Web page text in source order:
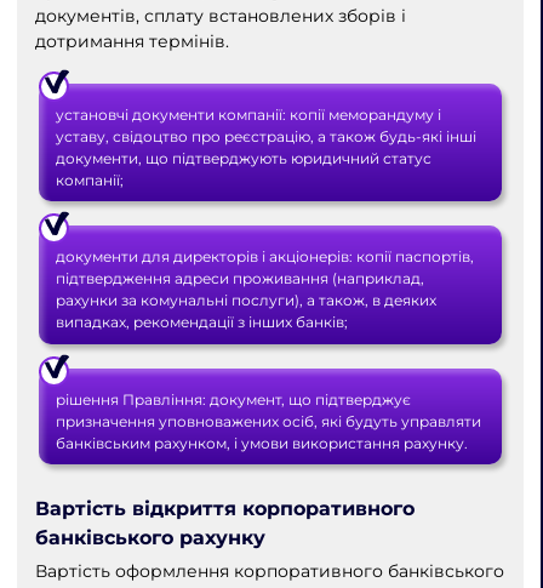
документів, сплату встановлених зборів і
дотримання термінів.
установчі документи компанії: копії меморандуму і
уставу, свідоцтво про реєстрацію, а також будь-які інші
документи, що підтверджують юридичний статус
компанії;
документи для директорів і акціонерів: копії паспортів,
підтвердження адреси проживання (наприклад,
рахунки за комунальні послуги), а також, в деяких
випадках, рекомендації з інших банків;
рішення Правління: документ, що підтверджує
призначення уповноважених осіб, які будуть управляти
банківським рахунком, і умови використання рахунку.
Вартість відкриття корпоративного
банківського рахунку
Вартість оформлення корпоративного банківського